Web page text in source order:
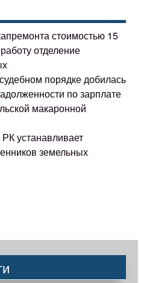
стоимостью 15
отделение
порядке добилась
по зарплате
макаронной
устанавливает
земельных